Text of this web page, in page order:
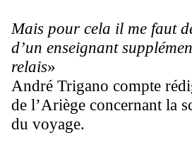
Mais pour cela il me faut
d’un enseignant
relais»
André Trigano compte
de l’Ariège concernant la
du voyage.